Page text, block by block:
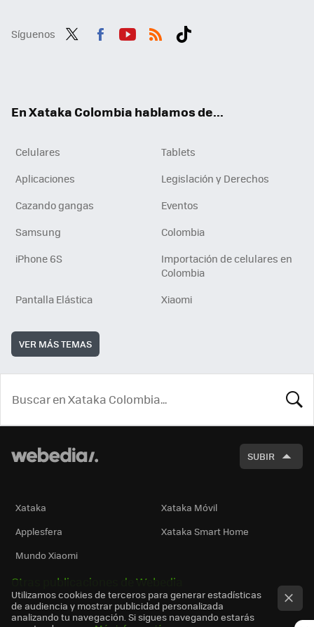
Síguenos
En Xataka Colombia hablamos de...
Celulares
Tablets
Aplicaciones
Legislación y Derechos
Cazando gangas
Eventos
Samsung
Colombia
iPhone 6S
Importación de celulares en
Colombia
Pantalla Elástica
Xiaomi
VER MÁS TEMAS
SUBIR
Xataka
Xataka Móvil
Applesfera
Xataka Smart Home
Mundo Xiaomi
Otras publicaciones de Webedia
Utilizamos cookies de terceros para generar estadísticas
de audiencia y mostrar publicidad personalizada
analizando tu navegación. Si sigues navegando estarás